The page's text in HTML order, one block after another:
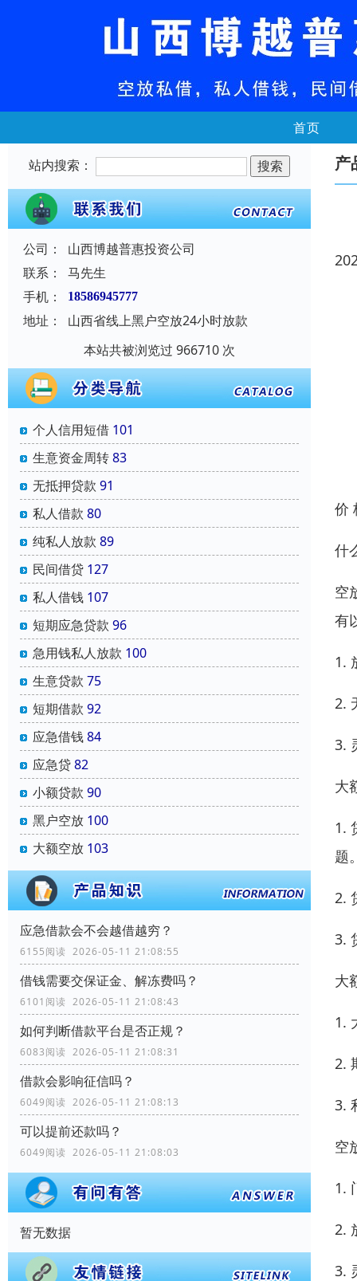
首页
站内搜索：
公司：
山西博越普惠投资公司
联系：
马先生
手机：
18586945777
地址：
山西省线上黑户空放24小时放款
本站共被浏览过 966710 次
个人信用短借 101
生意资金周转83
无抵押贷款 91
私人借款 80
纯私人放款 89
民间借贷 127
私人借钱 107
短期应急贷款 96
急用钱私人放款 100
生意贷款 75
短期借款 92
应急借钱84
应急贷82
小额贷款 90
黑户空放 100
大额空放 103
应急借款会不会越借越穷？
6155阅读 2026-05-11 21:08:55
借钱需要交保证金、解冻费吗？
6101阅读 2026-05-11 21:08:43
如何判断借款平台是否正规？
6083阅读 2026-05-11 21:08:31
借款会影响征信吗？
6049阅读 2026-05-11 21:08:13
可以提前还款吗？
6049阅读 2026-05-11 21:08:03
暂无数据
产
价
什
空
有
1.
2.
3.
大
1.
题
2.
3.
大
1.
2.
3.
空
1.
2.
3.